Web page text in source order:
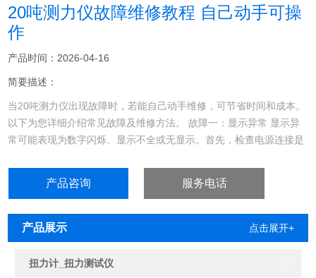
20吨测力仪故障维修教程 自己动手可操
作
产品时间：2026-04-16
简要描述：
当20吨测力仪出现故障时，若能自己动手维修，可节省时间和成本。
以下为您详细介绍常见故障及维修方法。 故障一：显示异常 显示异
常可能表现为数字闪烁、显示不全或无显示。首先，检查电源连接是
产品咨询 服务电话
产品展示 点击展开+
扭力计_扭力测试仪